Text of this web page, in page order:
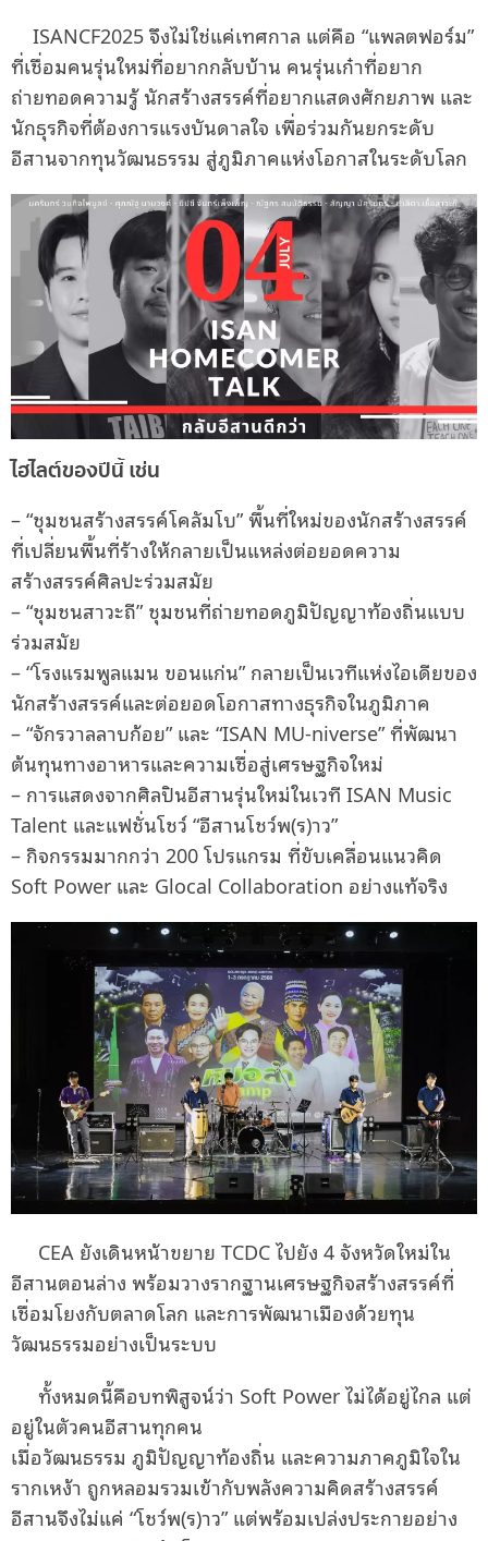
ISANCF2025 จึงไม่ใช่แค่เทศกาล แต่คือ “แพลตฟอร์ม”
ที่เชื่อมคนรุ่นใหม่ที่อยากกลับบ้าน คนรุ่นเก๋าที่อยาก
ถ่ายทอดความรู้ นักสร้างสรรค์ที่อยากแสดงศักยภาพ และ
นักธุรกิจที่ต้องการแรงบันดาลใจ เพื่อร่วมกันยกระดับ
อีสานจากทุนวัฒนธรรม สู่ภูมิภาคแห่งโอกาสในระดับโลก
ไฮไลต์ของปีนี้ เช่น
– “ชุมชนสร้างสรรค์โคลัมโบ” พื้นที่ใหม่ของนักสร้างสรรค์
ที่เปลี่ยนพื้นที่ร้างให้กลายเป็นแหล่งต่อยอดความ
สร้างสรรค์ศิลปะร่วมสมัย
– “ชุมชนสาวะถี” ชุมชนที่ถ่ายทอดภูมิปัญญาท้องถิ่นแบบ
ร่วมสมัย
– “โรงแรมพูลแมน ขอนแก่น” กลายเป็นเวทีแห่งไอเดียของ
นักสร้างสรรค์และต่อยอดโอกาสทางธุรกิจในภูมิภาค
– “จักรวาลลาบก้อย” และ “ISAN MU-niverse” ที่พัฒนา
ต้นทุนทางอาหารและความเชื่อสู่เศรษฐกิจใหม่
– การแสดงจากศิลปินอีสานรุ่นใหม่ในเวที ISAN Music
Talent และแฟชั่นโชว์ “อีสานโชว์พ(ร)าว”
– กิจกรรมมากกว่า 200 โปรแกรม ที่ขับเคลื่อนแนวคิด
Soft Power และ Glocal Collaboration อย่างแท้จริง
CEA ยังเดินหน้าขยาย TCDC ไปยัง 4 จังหวัดใหม่ใน
อีสานตอนล่าง พร้อมวางรากฐานเศรษฐกิจสร้างสรรค์ที่
เชื่อมโยงกับตลาดโลก และการพัฒนาเมืองด้วยทุน
วัฒนธรรมอย่างเป็นระบบ
ทั้งหมดนี้คือบทพิสูจน์ว่า Soft Power ไม่ได้อยู่ไกล แต่
อยู่ในตัวคนอีสานทุกคน
เมื่อวัฒนธรรม ภูมิปัญญาท้องถิ่น และความภาคภูมิใจใน
รากเหง้า ถูกหลอมรวมเข้ากับพลังความคิดสร้างสรรค์
อีสานจึงไม่แค่ “โชว์พ(ร)าว” แต่พร้อมเปล่งประกายอย่าง